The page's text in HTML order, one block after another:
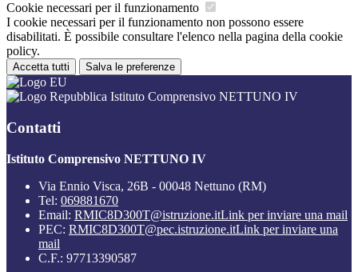
Cookie necessari per il funzionamento
I cookie necessari per il funzionamento non possono essere
disabilitati. È possibile consultare l'elenco nella pagina della cookie
policy.
Accetta tutti Salva le preferenze
Istituto Comprensivo NETTUNO IV
Contatti
Istituto Comprensivo NETTUNO IV
Via Ennio Visca, 26B - 00048 Nettuno (RM)
Tel: 069881670
Email: RMIC8D300T@istruzione.itLink per inviare una mail
PEC: RMIC8D300T@pec.istruzione.itLink per inviare una
mail
C.F.: 97713390587